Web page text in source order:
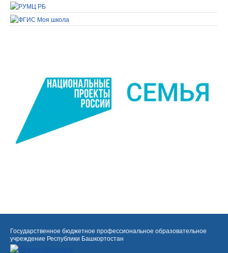
Государственное бюджетное профессиональное образовательное
учреждение Республики Башкортостан